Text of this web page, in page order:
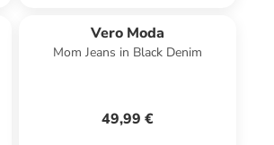
Vero Moda
Mom Jeans in Black Denim
49,99 €